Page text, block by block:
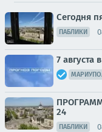
Сегодня
ПАБЛИКИ
7 августа
24
ПАБЛИКИ